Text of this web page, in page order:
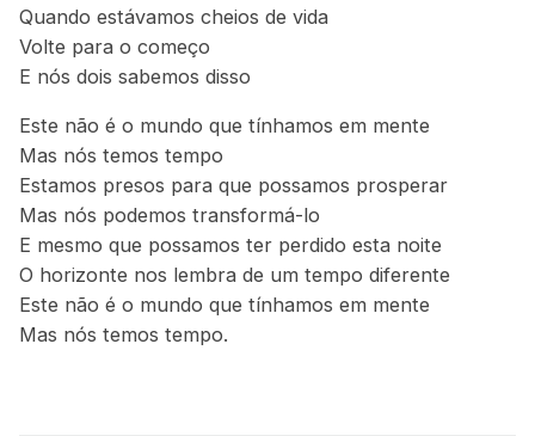
Quando estávamos cheios de vida
Volte para o começo
E nós dois sabemos disso
Este não é o mundo que tínhamos em mente
Mas nós temos tempo
Estamos presos para que possamos prosperar
Mas nós podemos transformá-lo
E mesmo que possamos ter perdido esta noite
O horizonte nos lembra de um tempo diferente
Este não é o mundo que tínhamos em mente
Mas nós temos tempo.